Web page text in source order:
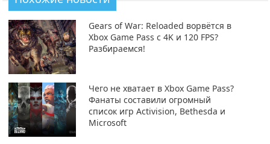
Gears of War: Reloaded ворвётся в
Xbox Game Pass с 4K и 120 FPS?
Разбираемся!
Чего не хватает в Xbox Game Pass?
Фанаты составили огромный
список игр Activision, Bethesda и
Microsoft